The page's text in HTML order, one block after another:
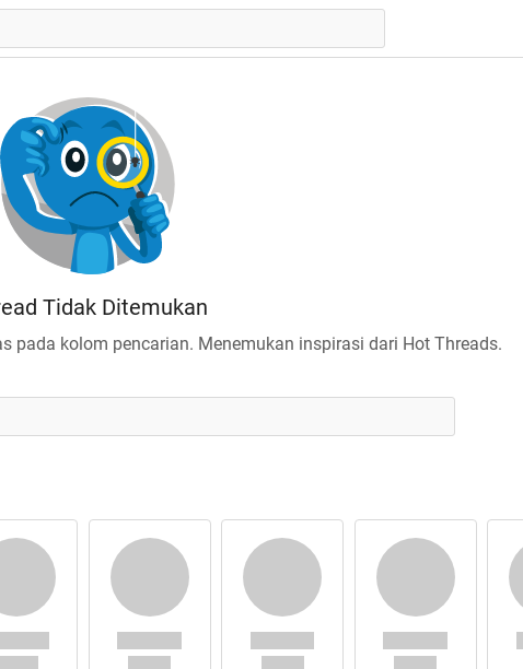
Tidak Ditemukan
pada kolom pencarian. Menemukan inspirasi dari Hot Threads.